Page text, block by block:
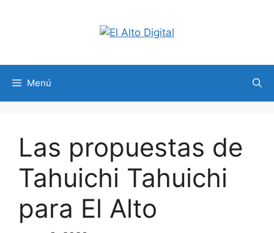
Menú
Las propuestas de
Tahuichi Tahuichi
para El Alto